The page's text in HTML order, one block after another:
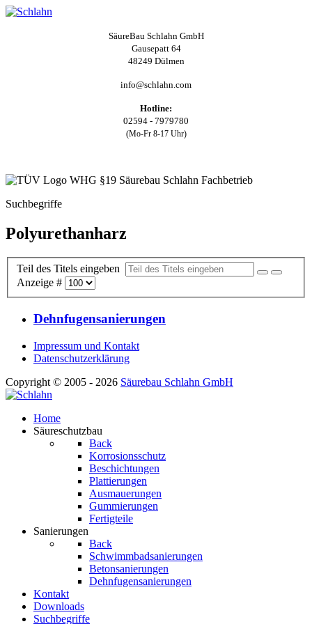
SäureBau Schlahn GmbH
Gausepatt 64
48249 Dülmen
info@schlahn.com
Hotline:
02594 - 7979780
(Mo-Fr 8-17 Uhr)
Suchbegriffe
Polyurethanharz
Teil des Titels eingeben
Anzeige #
Dehnfugensanierungen
Impressum und Kontakt
Datenschutzerklärung
Copyright © 2005 - 2026 Säurebau Schlahn GmbH
Home
Säureschutzbau
Back
Korrosionsschutz
Beschichtungen
Plattierungen
Ausmauerungen
Gummierungen
Fertigteile
Sanierungen
Back
Schwimmbadsanierungen
Betonsanierungen
Dehnfugensanierungen
Kontakt
Downloads
Suchbegriffe